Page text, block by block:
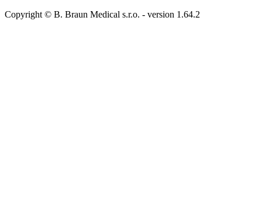
Copyright © B. Braun Medical s.r.o. - version 1.64.2